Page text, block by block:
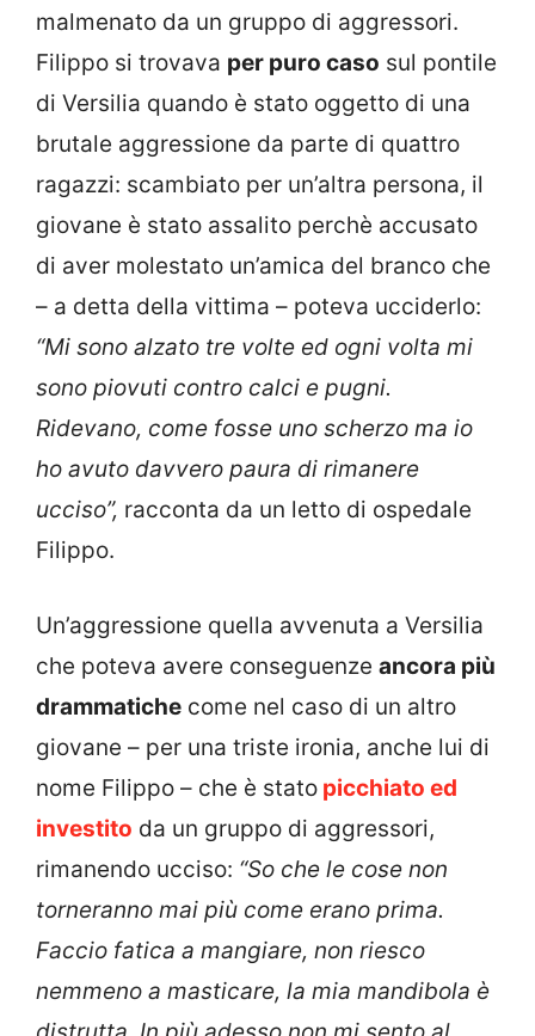
malmenato da un gruppo di aggressori.
Filippo si trovava per puro caso sul pontile
di Versilia quando è stato oggetto di una
brutale aggressione da parte di quattro
ragazzi: scambiato per un’altra persona, il
giovane è stato assalito perchè accusato
di aver molestato un’amica del branco che
– a detta della vittima – poteva ucciderlo:
“Mi sono alzato tre volte ed ogni volta mi
sono piovuti contro calci e pugni.
Ridevano, come fosse uno scherzo ma io
ho avuto davvero paura di rimanere
ucciso”, racconta da un letto di ospedale
Filippo.
Un’aggressione quella avvenuta a Versilia
che poteva avere conseguenze ancora più
drammatiche come nel caso di un altro
giovane – per una triste ironia, anche lui di
nome Filippo – che è stato picchiato ed
investito da un gruppo di aggressori,
rimanendo ucciso: “So che le cose non
torneranno mai più come erano prima.
Faccio fatica a mangiare, non riesco
nemmeno a masticare, la mia mandibola è